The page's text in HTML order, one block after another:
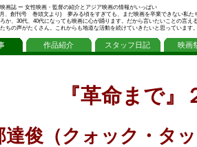
画誌 ー 女性映画・監督の紹介とアジア映画の情報がいっぱい
月、創刊号 巻頭文より) 夢みる頃をすぎても、まだ映画を卒業できない私た
か、30代、40代になっても映画に心が踊ります。だから言いたいことの言え
ちの声がたくさん。これからも地道な活動を続けていきたいと思っています
作品紹介 スタッフ日記 映画
『革命まで
達俊（クォック・タ